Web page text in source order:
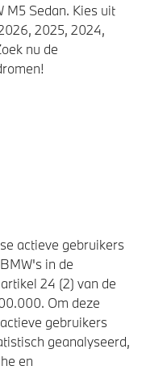
M5 Sedan. Kies uit
2025, 2024,
nu de
actieve gebruikers
in de
24 (2) van de
Om deze
gebruikers
geanalyseerd,
en